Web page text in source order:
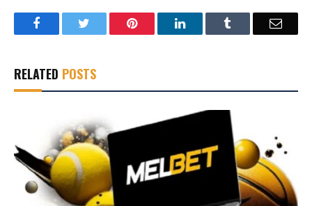
Facebook Pinterest LinkedIn Email
RELATED POSTS